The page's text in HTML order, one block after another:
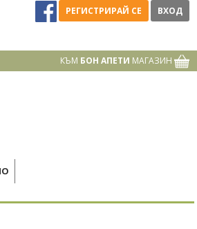
РЕГИСТРИРАЙ СЕ ВХОД
КЪМ БОН АПЕТИ МАГАЗИН